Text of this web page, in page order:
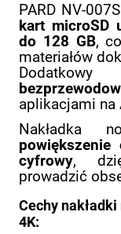
PARD NV-
kart microSD
do 128 GB,
materiałów
Dodatkowy
aplikacjami na
Nakładka
cyfrowy,
prowadzić
Cechy
4K: